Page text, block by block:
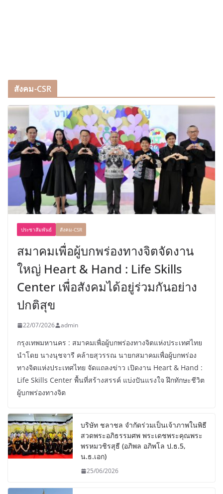
สังคม-CSR
ประชาสัมพันธ์ สังคม-CSR
สมาคมเพื่อผู้บกพร่องทางจิตจัดงาน
ใหญ่ Heart & Hand : Life Skills
Center เพื่อสังคมได้อยู่ร่วมกันอย่าง
ปกติสุข
22/07/2026 admin
กรุงเทพมหานคร : สมาคมเพื่อผู้บกพร่องทางจิตแห่งประเทศไทย
นำโดย นางนุชจารี คล้ายสุวรรณ นายกสมาคมเพื่อผู้บกพร่อง
ทางจิตแห่งประเทศไทย จัดแถลงข่าว เปิดงาน Heart & Hand :
Life Skills Center พื้นที่สร้างสรรค์ แบ่งปันแรงใจ ฝึกทักษะชีวิต
ผู้บกพร่องทางจิต
บริษัท ชลาชล จำกัดร่วมเป็นเจ้าภาพในพิธี
สวดพระอภิธรรมศพ พระเดชพระคุณพระ
พรหมวชิรสุธี (อภิพล อภิพโล ป.ธ.5,
น.ธ.เอก)
25/06/2026